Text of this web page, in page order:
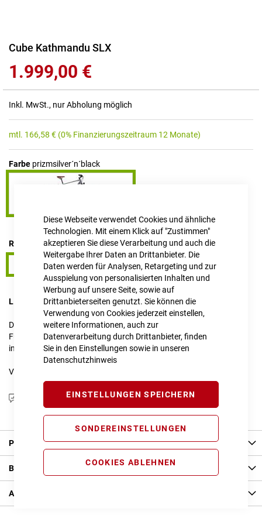
Diese Webseite verwendet Cookies und ähnliche
Technologien. Mit einem Klick auf "Zustimmen"
akzeptieren Sie diese Verarbeitung und auch die
Weitergabe Ihrer Daten an Drittanbieter. Die
Daten werden für Analysen, Retargeting und zur
Ausspielung von personalisierten Inhalten und
Werbung auf unsere Seite, sowie auf
Drittanbieterseiten genutzt. Sie können die
Verwendung von Cookies jederzeit einstellen,
weitere Informationen, auch zur
Datenverarbeitung durch Drittanbieter, finden
Sie in den Einstellungen sowie in unseren
Datenschutzhinweis
EINSTELLUNGEN SPEICHERN
SONDEREINSTELLUNGEN
COOKIES ABLEHNEN
Zum
der
Bildgalerie
springen
Cube Kathmandu SLX
1.999,00 €
Inkl. MwSt., nur Abholung möglich
mtl. 166,58 € (0% Finanzierungszeitraum 12 Monate)
Farbe prizmsilver´n´black
RAHMENHÖHE 58 cm / L
58 cm / L
LIEFERZEIT im Onlineshop erfragen
Dieser Artikel ist nicht verfügbar.
Für Anfragen zur Verfügbarkeit schreiben Sie uns gerne an
info@cube-store-regensburg.de
Vergleichsliste:
Produktanfrage stellen
Produkt Details
Bewertungen
Angaben zur Produktsicherheit